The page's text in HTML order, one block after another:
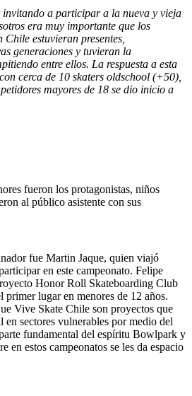
invitando a participar a la nueva y vieja
era muy importante que los
Chile estuvieran presentes,
generaciones y tuvieran la
entre ellos. La respuesta a esta
cerca de 10 skaters oldschool (+50),
mayores de 18 se dio inicio a
fueron los protagonistas, niños
al público asistente con sus
fue Martin Jaque, quien viajó
en este campeonato. Felipe
Honor Roll Skateboarding Club
primer lugar en menores de 12 años.
Vive Skate Chile son proyectos que
en sectores vulnerables por medio del
fundamental del espíritu Bowlpark y
en estos campeonatos se les da espacio